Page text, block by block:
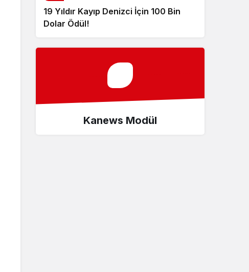
19 Yıldır Kayıp Denizci İçin 100 Bin
Dolar Ödül!
Kanews Modül